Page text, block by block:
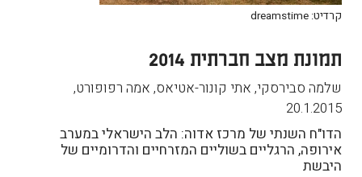
קרדיט: dreamstime
תמונת מצב חברתית 2014
שלמה סבירסקי, אתי קונור-אטיאס, אמה רפופורט,
20.1.2015
הדו"ח השנתי של מרכז אדוה: הלב הישראלי במערב
אירופה, הרגליים בשוליים המזרחיים והדרומיים של
היבשת